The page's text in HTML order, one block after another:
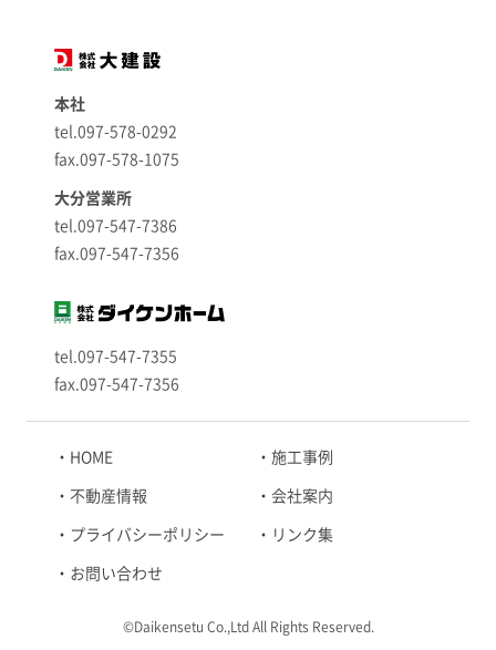
本社
tel.097-578-0292
fax.097-578-1075
大分営業所
tel.097-547-7386
fax.097-547-7356
tel.097-547-7355
fax.097-547-7356
HOME 施工事例
不動産情報 会社案内
プライバシーポリシー リンク集
お問い合わせ
©Daikensetu Co.,Ltd All Rights Reserved.